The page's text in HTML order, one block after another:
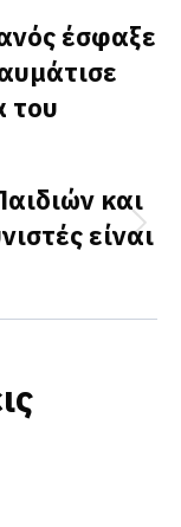
έσφαξε
του
και
είναι